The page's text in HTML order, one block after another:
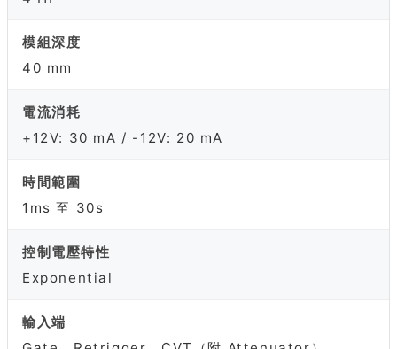
模組深度
40 mm
電流消耗
+12V: 30 mA / -12V: 20 mA
時間範圍
1ms 至 30s
控制電壓特性
Exponential
輸入端